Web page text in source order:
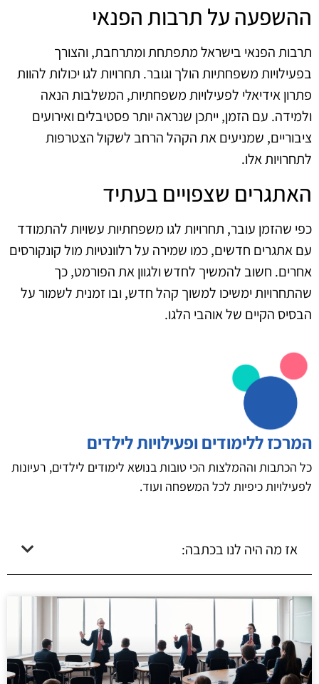
ההשפעה על תרבות הפנאי
תרבות הפנאי בישראל מתפתחת ומתרחבת, והצורך
בפעילויות משפחתיות הולך וגובר. תחרויות לגו יכולות להוות
פתרון אידיאלי לפעילויות משפחתיות, המשלבות הנאה
ולמידה. עם הזמן, ייתכן שנראה יותר פסטיבלים ואירועים
ציבוריים, שמניעים את הקהל הרחב לשקול הצטרפות
לתחרויות אלו.
האתגרים שצפויים בעתיד
כפי שהזמן עובר, תחרויות לגו משפחתיות עשויות להתמודד
עם אתגרים חדשים, כמו שמירה על רלוונטיות מול קונקורסים
אחרים. חשוב להמשיך לחדש ולגוון את הפורמט, כך
שהתחרויות ימשיכו למשוך קהל חדש, ובו זמנית לשמור על
הבסיס הקיים של אוהבי הלגו.
המרכז ללימודים ופעילויות לילדים
כל הכתבות וההמלצות הכי טובות בנושא לימודים לילדים, רעיונות
לפעילויות כיפיות לכל המשפחה ועוד.
אז מה היה לנו בכתבה: